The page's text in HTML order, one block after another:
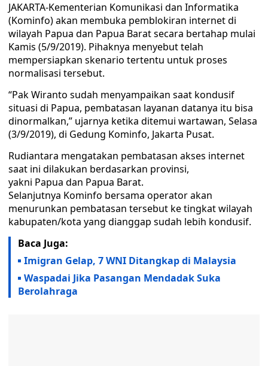
JAKARTA-Kementerian Komunikasi dan Informatika
(Kominfo) akan membuka pemblokiran internet di
wilayah Papua dan Papua Barat secara bertahap mulai
Kamis (5/9/2019). Pihaknya menyebut telah
mempersiapkan skenario tertentu untuk proses
normalisasi tersebut.
“Pak Wiranto sudah menyampaikan saat kondusif
situasi di Papua, pembatasan layanan datanya itu bisa
dinormalkan,” ujarnya ketika ditemui wartawan, Selasa
(3/9/2019), di Gedung Kominfo, Jakarta Pusat.
Rudiantara mengatakan pembatasan akses internet
saat ini dilakukan berdasarkan provinsi,
yakni Papua dan Papua Barat.
Selanjutnya Kominfo bersama operator akan
menurunkan pembatasan tersebut ke tingkat wilayah
kabupaten/kota yang dianggap sudah lebih kondusif.
Baca Juga:
Imigran Gelap, 7 WNI Ditangkap di Malaysia
Waspadai Jika Pasangan Mendadak Suka
Berolahraga